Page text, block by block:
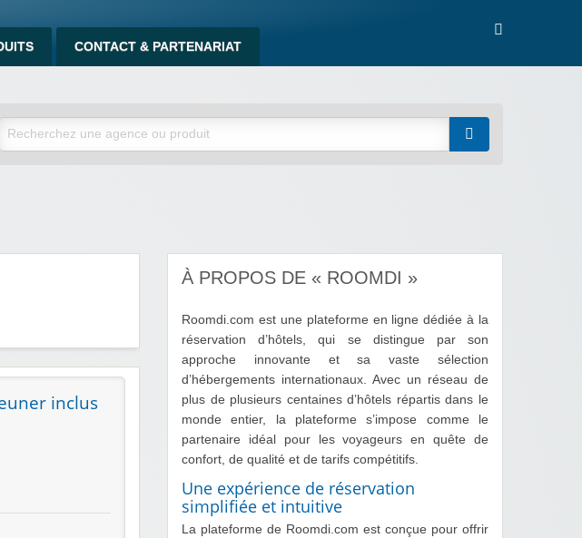
CONTACT & PARTENARIAT
inclus
À PROPOS DE « ROOMDI »
Roomdi.com est une plateforme en ligne dédiée à la
réservation d’hôtels, qui se distingue par son
approche innovante et sa vaste sélection
d’hébergements internationaux. Avec un réseau de
plus de plusieurs centaines d’hôtels répartis dans le
monde entier, la plateforme s’impose comme le
partenaire idéal pour les voyageurs en quête de
confort, de qualité et de tarifs compétitifs.
Une expérience de réservation
simplifiée et intuitive
La plateforme de Roomdi.com est conçue pour offrir